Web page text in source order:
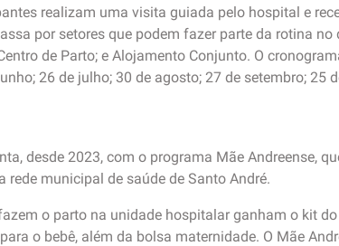
realizam uma visita guiada pelo hospital e
por setores que podem fazer parte da rotina
de Parto; e Alojamento Conjunto. O
26 de julho; 30 de agosto; 27 de setembro; 25
desde 2023, com o programa Mãe Andreense,
rede municipal de saúde de Santo André.
o parto na unidade hospitalar ganham o kit
o bebê, além da bolsa maternidade. O Mãe